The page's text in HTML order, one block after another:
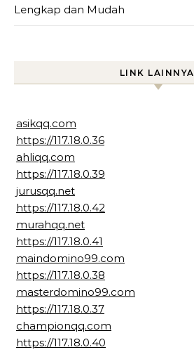
Lengkap dan Mudah
LINK LAINNYA
asikqq.com
https://117.18.0.36
ahliqq.com
https://117.18.0.39
jurusqq.net
https://117.18.0.42
murahqq.net
https://117.18.0.41
maindomino99.com
https://117.18.0.38
masterdomino99.com
https://117.18.0.37
championqq.com
https://117.18.0.40